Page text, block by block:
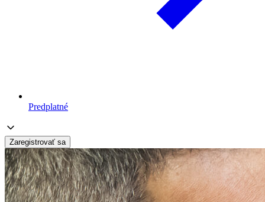
Predplatné
Zaregistrovať sa